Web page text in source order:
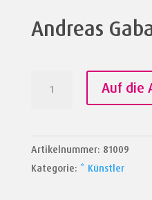
Andreas
Gabalier
Menge
Auf die
Artikelnummer: 81009
Kategorie: * Künstler